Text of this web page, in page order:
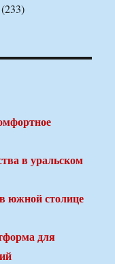
(233)
в уральском
южной столице
для